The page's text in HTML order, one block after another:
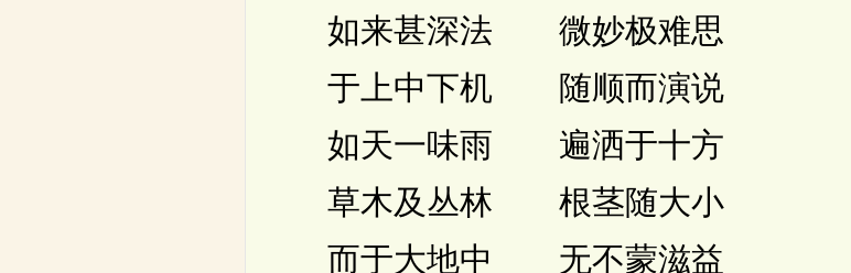
如来甚深法 微妙极难思
于上中下机 随顺而演说
如天一味雨 遍洒于十方
草木及丛林 根茎随大小
而于大地中 无不蒙滋益